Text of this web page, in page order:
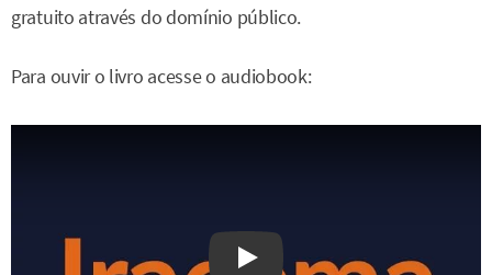
gratuito através do domínio público.
Para ouvir o livro acesse o audiobook:
Watch on YouTube